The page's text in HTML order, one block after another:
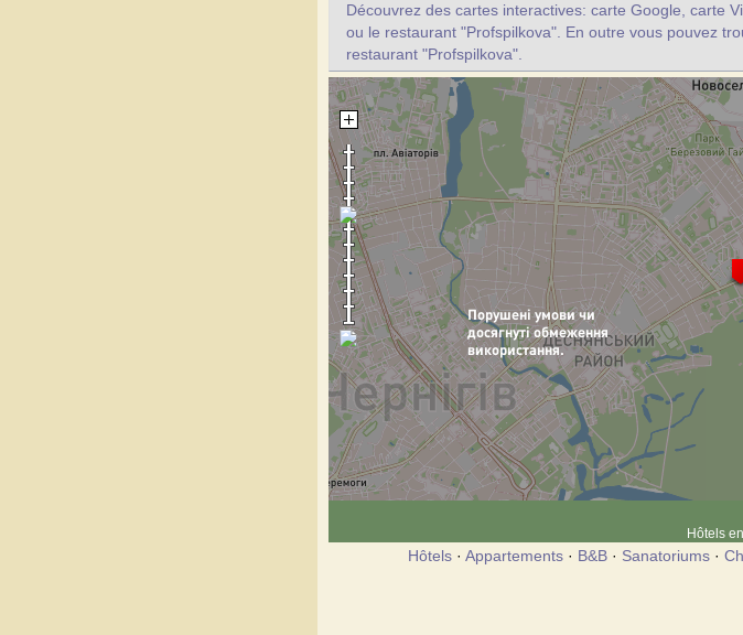
Découvrez des cartes interactives: carte Google, carte
ou le restaurant "Profspilkova". En outre vous pouvez
restaurant "Profspilkova".
Hôtels
Hôtels · Appartements · B&B · Sanatoriums ·